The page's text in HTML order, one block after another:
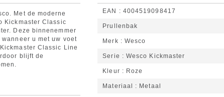
Met de moderne
Kickmaster Classic
Deze binnenemmer
u met uw voet
Classic Line
blijft de
EAN 4004519098417
Prullenbak
Merk Wesco
Serie Wesco Kickmaster
Kleur Roze
Materiaal Metaal